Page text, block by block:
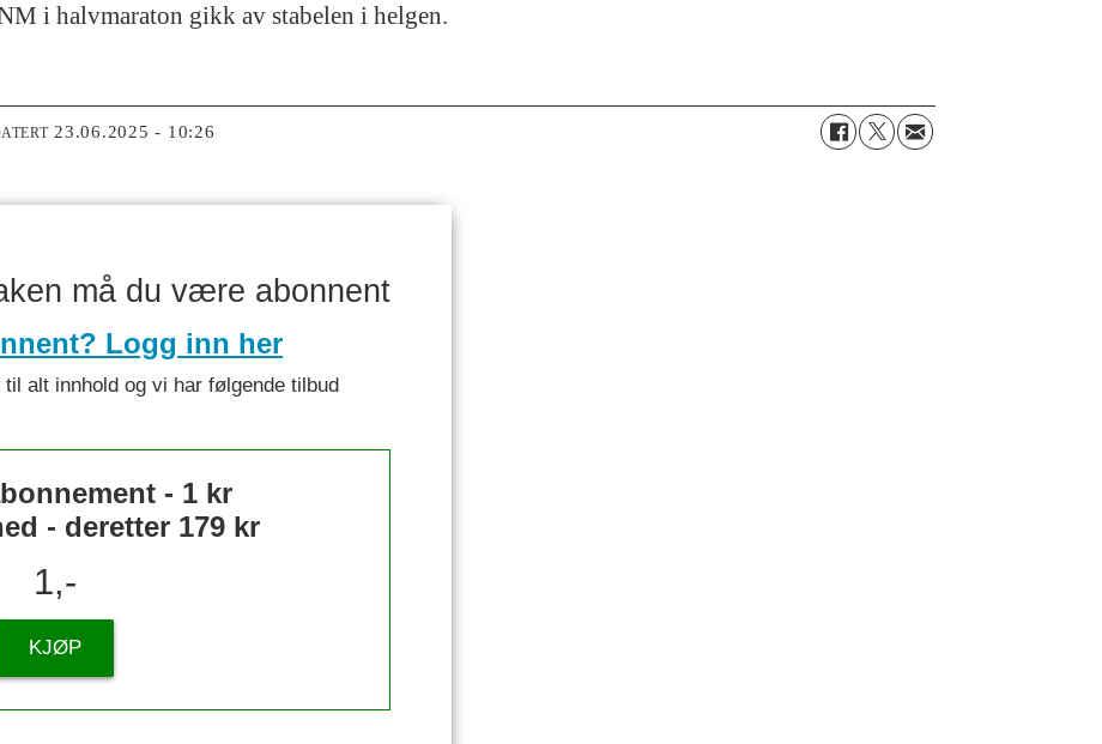
i halvmaraton gikk av stabelen i helgen.
23.06.2025 - 10:26
må du være abonnent
Logg inn her
alt innhold og vi har følgende tilbud
- 1 kr
- deretter 179 kr
1,-
KJØP